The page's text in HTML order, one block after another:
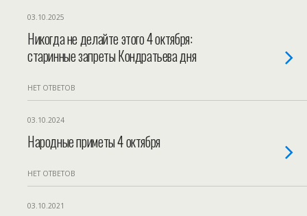
03.10.2025
Никогда не делайте этого 4 октября:
старинные запреты Кондратьева дня
НЕТ ОТВЕТОВ
03.10.2024
Народные приметы 4 октября
НЕТ ОТВЕТОВ
03.10.2021